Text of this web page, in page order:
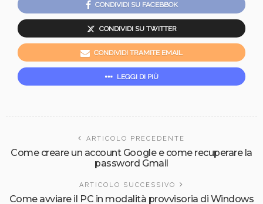
CONDIVIDI SU FACEBBOK
CONDIVIDI SU TWITTER
CONDIVIDI TRAMITE EMAIL
LEGGI DI PIÙ
ARTICOLO PRECEDENTE
Come creare un account Google e come recuperare la
password Gmail
ARTICOLO SUCCESSIVO
Come avviare il PC in modalità provvisoria di Windows